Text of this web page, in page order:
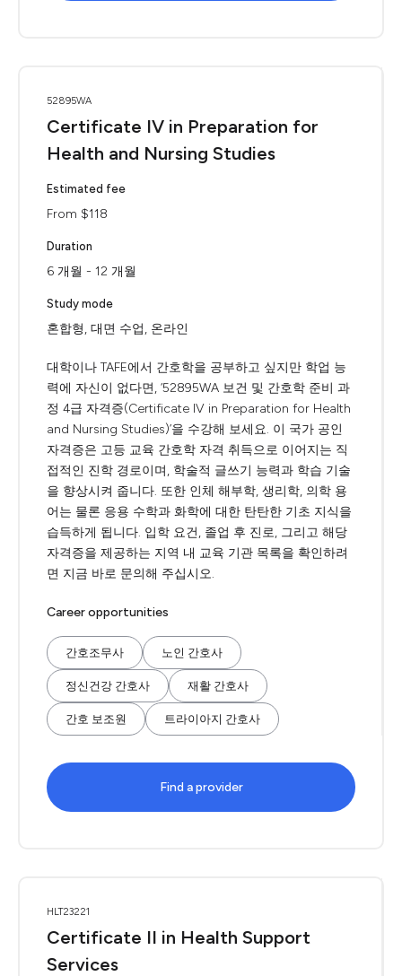
52895WA
Certificate IV in Preparation for
Health and Nursing Studies
Estimated fee
From $118
Duration
6 개월 - 12 개월
Study mode
혼합형, 대면 수업, 온라인
대학이나 TAFE에서 간호학을 공부하고 싶지만 학업 능
력에 자신이 없다면, ‘52895WA 보건 및 간호학 준비 과
정 4급 자격증(Certificate IV in Preparation for Health
and Nursing Studies)’을 수강해 보세요. 이 국가 공인
자격증은 고등 교육 간호학 자격 취득으로 이어지는 직
접적인 진학 경로이며, 학술적 글쓰기 능력과 학습 기술
을 향상시켜 줍니다. 또한 인체 해부학, 생리학, 의학 용
어는 물론 응용 수학과 화학에 대한 탄탄한 기초 지식을
습득하게 됩니다. 입학 요건, 졸업 후 진로, 그리고 해당
자격증을 제공하는 지역 내 교육 기관 목록을 확인하려
면 지금 바로 문의해 주십시오.
Career opportunities
간호조무사 노인 간호사
정신건강 간호사 재활 간호사
간호 보조원 트라이아지 간호사
Find a provider
HLT23221
Certificate II in Health Support
Services